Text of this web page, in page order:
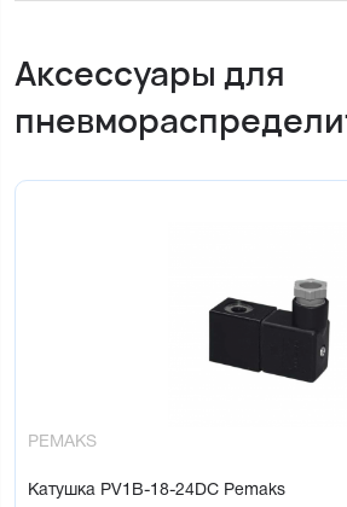
Аксессуары для
PEMAKS
Катушка PV1B-18-24DC Pemaks